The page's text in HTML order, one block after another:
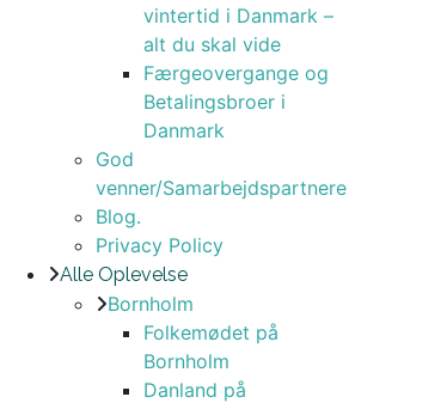
vintertid i Danmark –
alt du skal vide
Færgeovergange og
Betalingsbroer i
Danmark
God
venner/Samarbejdspartnere
Blog.
Privacy Policy
Alle Oplevelse
Bornholm
Folkemødet på
Bornholm
Danland på